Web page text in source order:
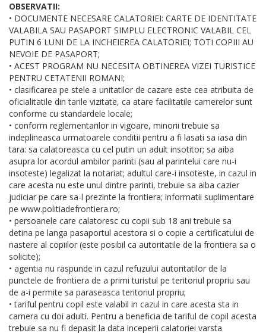
OBSERVATII:
• DOCUMENTE NECESARE CALATORIEI: CARTE DE IDENTITATE
VALABILA SAU PASAPORT SIMPLU ELECTRONIC VALABIL CEL
PUTIN 6 LUNI DE LA INCHEIEREA CALATORIEI; TOTI COPIII AU
NEVOIE DE PASAPORT;
• ACEST PROGRAM NU NECESITA OBTINEREA VIZEI TURISTICE
PENTRU CETATENII ROMANI;
• clasificarea pe stele a unitatilor de cazare este cea atribuita de
oficialitatile din tarile vizitate, ca atare facilitatile camerelor sunt
conforme cu standardele locale;
• conform reglementarilor in vigoare, minorii trebuie sa
indeplineasca urmatoarele conditii pentru a fi lasati sa iasa din
tara: sa calatoreasca cu cel putin un adult insotitor; sa aiba
asupra lor acordul ambilor parinti (sau al parintelui care nu-i
insoteste) legalizat la notariat; adultul care-i insoteste, in cazul in
care acesta nu este unul dintre parinti, trebuie sa aiba cazier
judiciar pe care sa-l prezinte la frontiera; informatii suplimentare
pe www.politiadefrontiera.ro;
• persoanele care calatoresc cu copii sub 18 ani trebuie sa
detina pe langa pasaportul acestora si o copie a certificatului de
nastere al copiilor (este posibil ca autoritatile de la frontiera sa o
solicite);
• agentia nu raspunde in cazul refuzului autoritatilor de la
punctele de frontiera de a primi turistul pe teritoriul propriu sau
de a-i permite sa paraseasca teritoriul propriu;
• tariful pentru copil este valabil in cazul in care acesta sta in
camera cu doi adulti. Pentru a beneficia de tariful de copil acesta
trebuie sa nu fi depasit la data inceperii calatoriei varsta